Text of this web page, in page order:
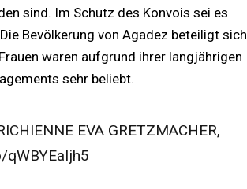
sind. Im Schutz des Konvois sei es
Bevölkerung von Agadez beteiligt sich
waren aufgrund ihrer langjährigen
sehr beliebt.
EVA GRETZMACHER,
qWBYEaIjh5